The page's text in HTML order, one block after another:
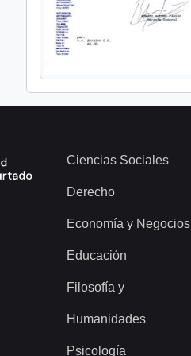
Ciencias Sociales
Derecho
Economía y Negocios
Educación
Filosofía y
Humanidades
Psicología